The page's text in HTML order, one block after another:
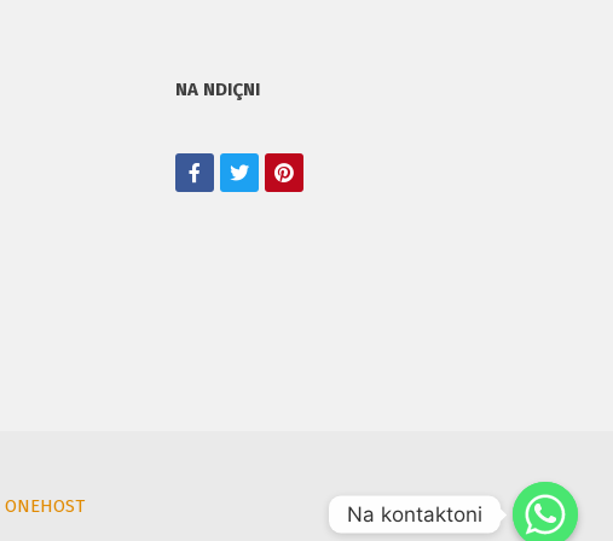
NA NDIÇNI
ONEHOST Na kontaktoni